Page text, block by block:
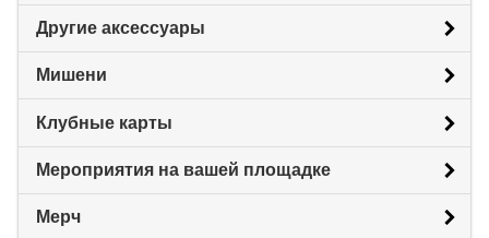
Другие аксессуары
Мишени
Клубные карты
Мероприятия на вашей площадке
Мерч